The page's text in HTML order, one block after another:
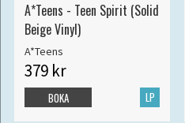
A*Teens - Teen Spirit (Solid
Beige Vinyl)
A*Teens
379 kr
LP
BOKA